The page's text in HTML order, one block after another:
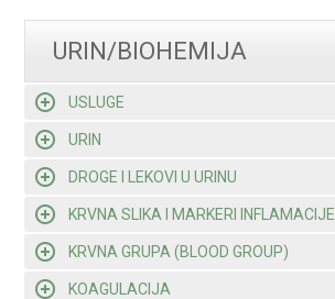
URIN/BIOHEMIJA
USLUGE
URIN
DROGE I LEKOVI U URINU
KRVNA SLIKA I MARKERI INFLAMACIJE
KRVNA GRUPA (BLOOD GROUP)
KOAGULACIJA